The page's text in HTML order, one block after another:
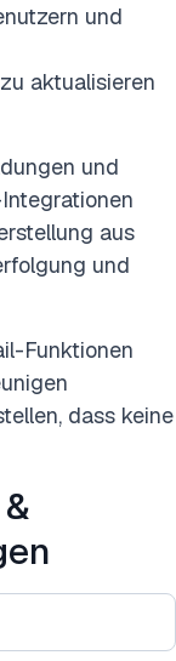
und
aktualisieren
und
aus
und
Funktionen
dass keine